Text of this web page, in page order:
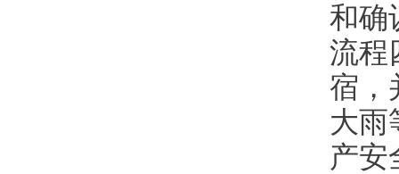
和确
流程
宿，
大雨
产安